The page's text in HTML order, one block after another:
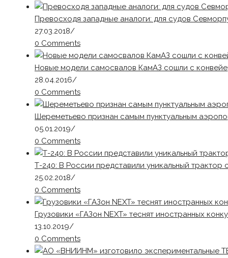
Превосходя западные аналоги: для судов
27.03.2018/
0 Comments
Новые модели самосвалов КамАЗ сошли с
28.04.2016/
0 Comments
Шереметьево признан самым пунктуальным
05.01.2019/
0 Comments
Т-240: В России представили уникальный трактор
25.02.2018/
0 Comments
Грузовики «ГАЗон NEXT» теснят иностранных
13.10.2019/
0 Comments